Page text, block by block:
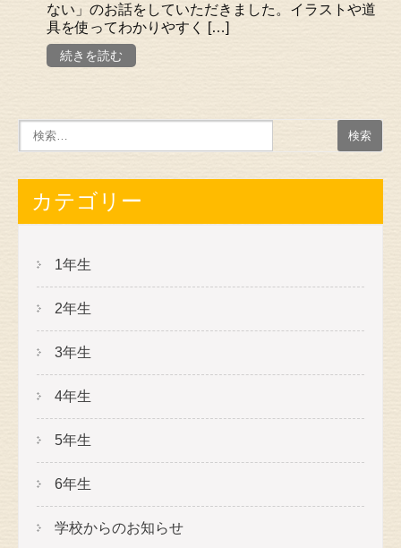
ない」のお話をしていただきました。イラストや道
具を使ってわかりやすく […]
続きを読む
カテゴリー
1年生
2年生
3年生
4年生
5年生
6年生
学校からのお知らせ